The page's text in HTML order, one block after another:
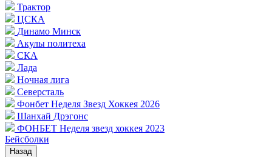
Трактор
ЦСКА
Динамо Минск
Акулы политеха
СКА
Лада
Ночная лига
Северсталь
Фонбет Неделя Звезд Хоккея 2026
Шанхай Дрэгонс
ФОНБЕТ Неделя звезд хоккея 2023
Бейсболки
Назад